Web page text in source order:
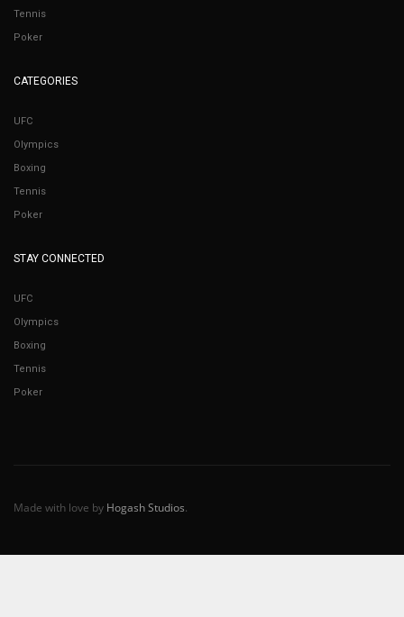
Tennis
Poker
CATEGORIES
UFC
Olympics
Boxing
Tennis
Poker
STAY CONNECTED
UFC
Olympics
Boxing
Tennis
Poker
Made with love by Hogash Studios.